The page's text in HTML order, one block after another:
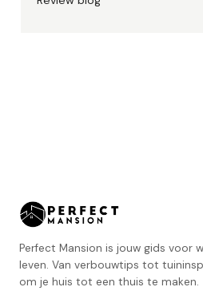
Perfect Mansion is jouw gids voor
leven. Van verbouwtips tot
om je huis tot een thuis te maken.